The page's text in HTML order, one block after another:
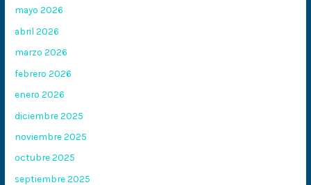
mayo 2026
abril 2026
marzo 2026
febrero 2026
enero 2026
diciembre 2025
noviembre 2025
octubre 2025
septiembre 2025